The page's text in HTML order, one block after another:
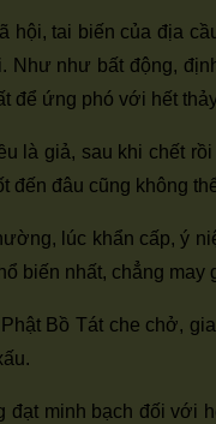
hội, tai biến của địa
Như như bất động,
để ứng phó với hết
là giả, sau khi chết
đến đâu cũng không
lúc khẩn cấp, ý
biến nhất, chẳng
Bồ Tát che chở,
minh bạch đối với